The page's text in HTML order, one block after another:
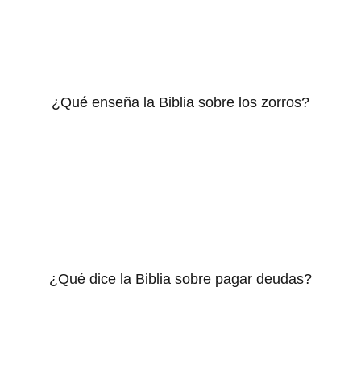
¿Qué enseña la Biblia sobre los zorros?
¿Qué dice la Biblia sobre pagar deudas?